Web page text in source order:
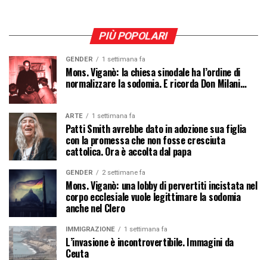
PIÙ POPOLARI
GENDER 1 settimana fa
Mons. Viganò: la chiesa sinodale ha l’ordine di
normalizzare la sodomia. E ricorda Don Milani…
ARTE 1 settimana fa
Patti Smith avrebbe dato in adozione sua figlia
con la promessa che non fosse cresciuta
cattolica. Ora è accolta dal papa
GENDER 2 settimane fa
Mons. Viganò: una lobby di pervertiti incistata nel
corpo ecclesiale vuole legittimare la sodomia
anche nel Clero
IMMIGRAZIONE 1 settimana fa
L’invasione è incontrovertibile. Immagini da
Ceuta